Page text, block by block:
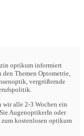
optikum informiert
Themen Optometrie,
vergrößernde
alle 2-3 Wochen ein
AugenoptikerIn oder
kostenlosen optikum